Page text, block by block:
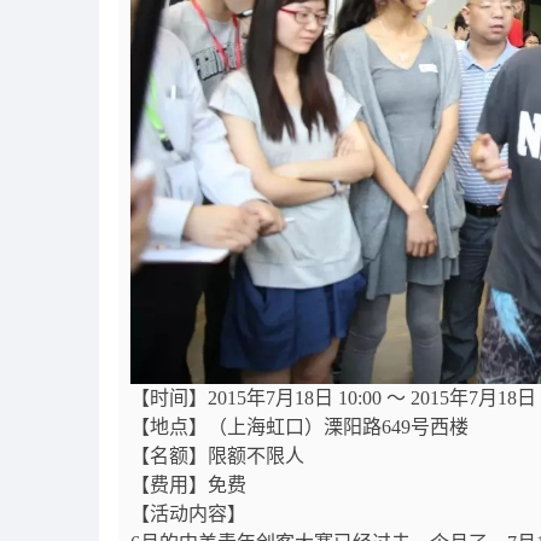
【时间】2015年7月18日 10:00 ～ 2015年7月18日
【地点】（上海虹口）溧阳路649号西楼
【名额】限额不限人
【费用】免费
【活动内容】